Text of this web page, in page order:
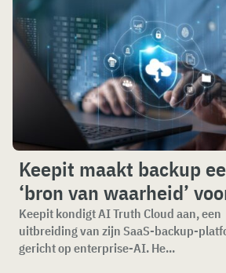
Keepit maakt backup
‘bron van waarheid’
Keepit kondigt AI Truth Cloud aan, een
uitbreiding van zijn SaaS-backup-
gericht op enterprise-AI. He...